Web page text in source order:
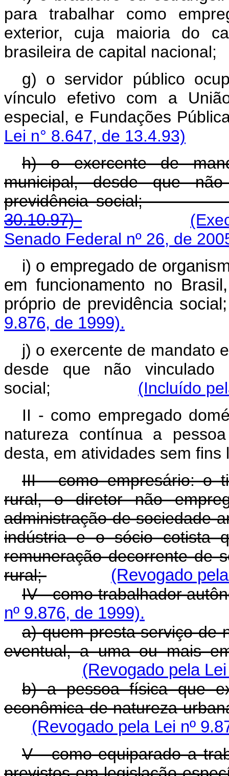
para trabalhar como
exterior, cuja maioria do
brasileira de capital nacional;
g) o servidor público
vínculo efetivo com a
especial, e Fundações
Lei n° 8.647, de 13.4.93)
h) o exercente de
municipal, desde que
previdência
30.10.97)
Senado Federal nº 26, de
i) o empregado de
em funcionamento no
próprio de
9.876, de 1999).
j) o exercente de mandato
desde que não vinculado
social; (Incluído
II - como empregado
natureza contínua a
desta, em atividades sem fins
III - como empresário: o
rural, o diretor não
administração de sociedade
indústria e o sócio cotista
remuneração decorrente de
rural;
(Revogado
IV - como trabalhador
nº 9.876, de 1999).
a) quem presta serviço de
eventual, a uma ou mais
(Revogado pela
b) a pessoa física que
econômica de natureza
(Revogado pela Lei nº
V - como equiparado a